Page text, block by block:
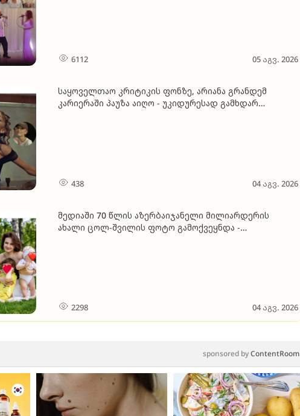
6112 05 აგვ. 2026
საყოველთაო კრიტიკის ფონზე, არიანა გრანდემ
კარიერაში პაუზა აიღო - უკიდურესად გამხდარ
438 04 აგვ. 2026
მედიაში 70 წლის აზერბაიჯანელი მილიარდერის
ახალი ცოლ-შვილის ფოტო გამოქვეყნდა -
2298 04 აგვ. 2026
sponsored byContentRoom